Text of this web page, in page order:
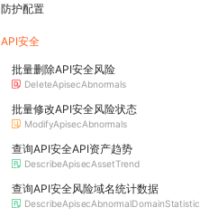
防护配置
API安全
批量删除API安全风险
DeleteApisecAbnormals
批量修改API安全风险状态
ModifyApisecAbnormals
查询API安全API资产趋势
DescribeApisecAssetTrend
查询API安全风险域名统计数据
DescribeApisecAbnormalDomainStatistic